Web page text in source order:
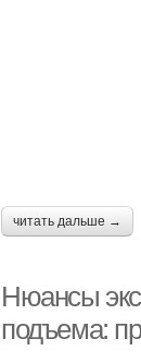
читать дальше →
Нюансы
подъема: